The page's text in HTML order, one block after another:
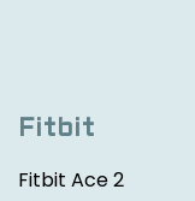
Fitbit
Fitbit Ace 2